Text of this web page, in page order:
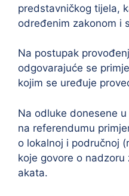
predstavničkog tijela,
određenim zakonom i
Na postupak
odgovarajuće se
kojim se uređuje
Na odluke donesene
na referendumu
o lokalnoj i područnoj
koje govore o
akata.